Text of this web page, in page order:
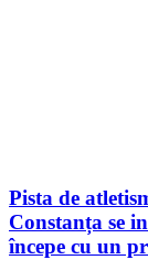
Pista de
Constanța se
începe cu un